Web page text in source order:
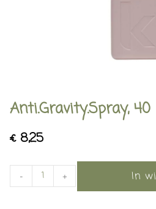
Anti.Gravity.Spray,
€8,25
- + In